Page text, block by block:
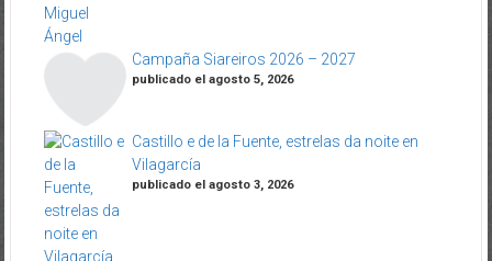
Campaña Siareiros 2026 – 2027
publicado el agosto 5, 2026
Castillo e de la Fuente, estrelas da noite en
Vilagarcía
publicado el agosto 3, 2026